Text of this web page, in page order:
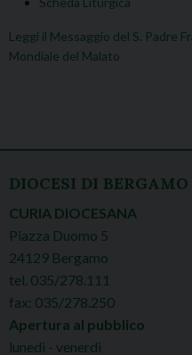
Leggi il Messaggio del S. Padre
Mondiale del Malato
DIOCESI DI BERGAMO
CURIA DIOCESANA
Piazza Duomo 5
24129 Bergamo
tel. 035/278.111
fax: 035/278.250
Apertura al pubblico
lunedì - venerdì